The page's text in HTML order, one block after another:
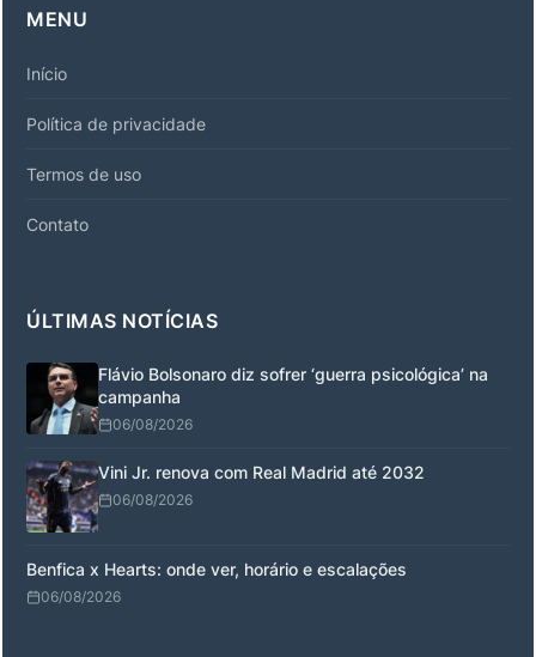
MENU
Início
Política de privacidade
Termos de uso
Contato
ÚLTIMAS NOTÍCIAS
Flávio Bolsonaro diz sofrer ‘guerra psicológica’ na
campanha
06/08/2026
Vini Jr. renova com Real Madrid até 2032
06/08/2026
Benfica x Hearts: onde ver, horário e escalações
06/08/2026